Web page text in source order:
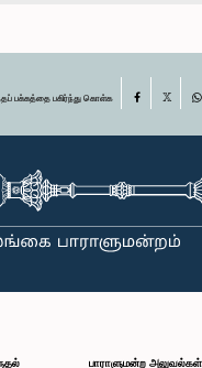
பக்கத்தை பகிர்ந்து கொள்க Facebook
பாராளுமன்ற அலுவல்கள்